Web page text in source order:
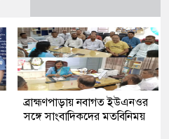
ব্রাহ্মণপাড়ায় নবাগত ইউএনওর
সঙ্গে সাংবাদিকদের মতবিনিময়